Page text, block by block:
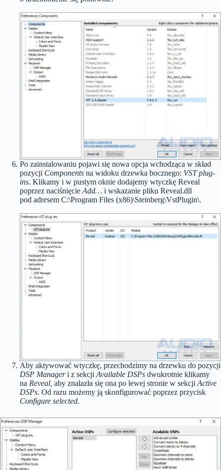
Po zainstalowaniu pojawi się nowa opcja wchodząca w skład
pozycji Components na widoku drzewka bocznego: VST plug-
ins. Klikamy i w pustym oknie dodajemy wtyczkę Reveal
poprzez naciśnięcie Add… i wskazanie pliku Reveal.dll
pod adresem C:\Program Files (x86)\Steinberg\VstPlugin\.
Aby aktywować wtyczkę, przechodzimy na drzewku do pozycji
DSP Manageri z sekcji Available DSPs dwukrotnie klikamy
na Reveal, aby znalazła się ona po lewej stronie w sekcji Active
DSPs. Od razu możemy ją skonfigurować poprzez przycisk
Configure selected.